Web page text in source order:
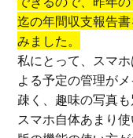
迄の年間収支報告
みました。
私にとって、スマ
よる予定の管理が
疎く、趣味の写真
スマホ自体あまり